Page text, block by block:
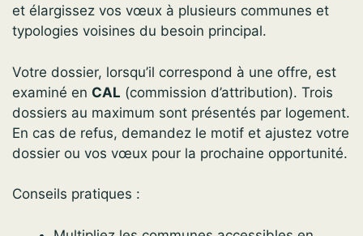
et élargissez vos vœux à plusieurs communes et
typologies voisines du besoin principal.
Votre dossier, lorsqu’il correspond à une offre, est
examiné en CAL (commission d’attribution). Trois
dossiers au maximum sont présentés par logement.
En cas de refus, demandez le motif et ajustez votre
dossier ou vos vœux pour la prochaine opportunité.
Conseils pratiques :